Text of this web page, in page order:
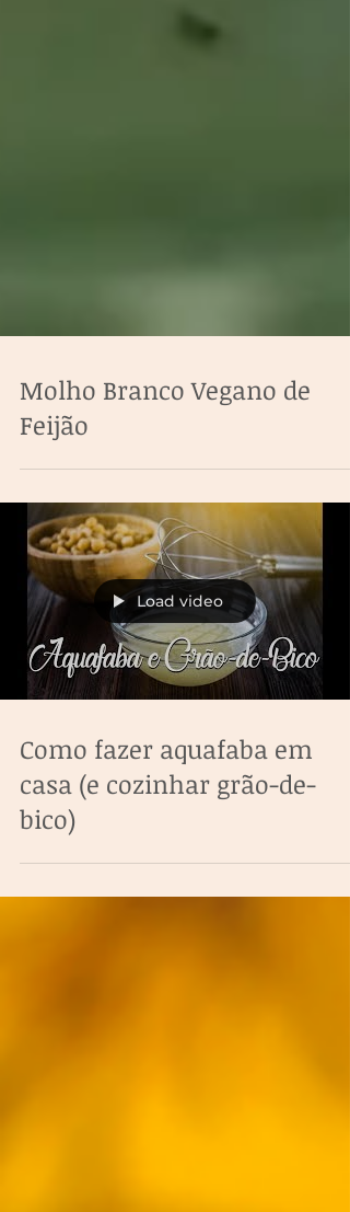
Molho Branco Vegano de
Feijão
Load video
Como fazer aquafaba em
casa (e cozinhar grão-de-
bico)